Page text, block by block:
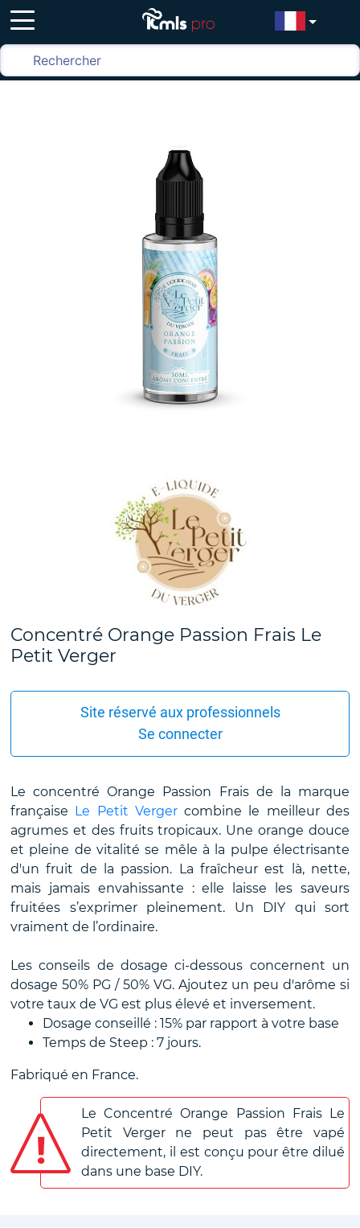
Concentré Orange Passion Frais Le
Petit Verger
Site réservé aux professionnels
Se connecter
Le concentré Orange Passion Frais de la marque
française Le Petit Vergercombine le meilleur des
agrumes et des fruits tropicaux. Une orange douce
et pleine de vitalité se mêle à la pulpe électrisante
d'un fruit de la passion. La fraîcheur est là, nette,
mais jamais envahissante : elle laisse les saveurs
fruitées s’exprimer pleinement. Un DIY qui sort
vraiment de l’ordinaire.
Les conseils de dosage ci-dessous concernent un
dosage 50% PG / 50% VG. Ajoutez un peu d'arôme si
votre taux de VG est plus élevé et inversement.
Dosage conseillé : 15% par rapport à votre base
Temps de Steep : 7 jours.
Fabriqué en France.
Le Concentré Orange Passion Frais Le
Petit Verger ne peut pas être vapé
directement, il est conçu pour être dilué
dans une base DIY.